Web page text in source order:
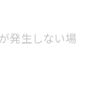
発生しない場